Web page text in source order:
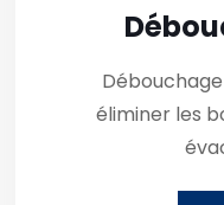
éliminer les